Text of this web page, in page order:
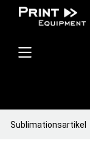
Sublimationsartikel